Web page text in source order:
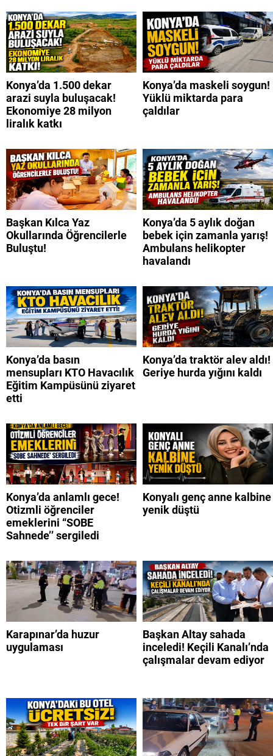
Konya’da 1.500 dekar
arazi suyla buluşacak!
Ekonomiye 28 milyon
liralık katkı
Konya’da maskeli soygun!
Yüklü miktarda para
çaldılar
Başkan Kılca Yaz
Okullarında Öğrencilerle
Buluştu!
Konya’da 5 aylık doğan
bebek için zamanla yarış!
Ambulans helikopter
havalandı
Konya’da basın
mensupları KTO Havacılık
Eğitim Kampüsünü ziyaret
etti
Konya’da traktör alev aldı!
Geriye hurda yığını kaldı
Konya’da anlamlı gece!
Otizmli öğrenciler
emeklerini “SOBE
Sahnede’’ sergiledi
Konyalı genç anne kalbine
yenik düştü
Karapınar’da huzur
uygulaması
Başkan Altay sahada
inceledi! Keçili Kanalı’nda
çalışmalar devam ediyor